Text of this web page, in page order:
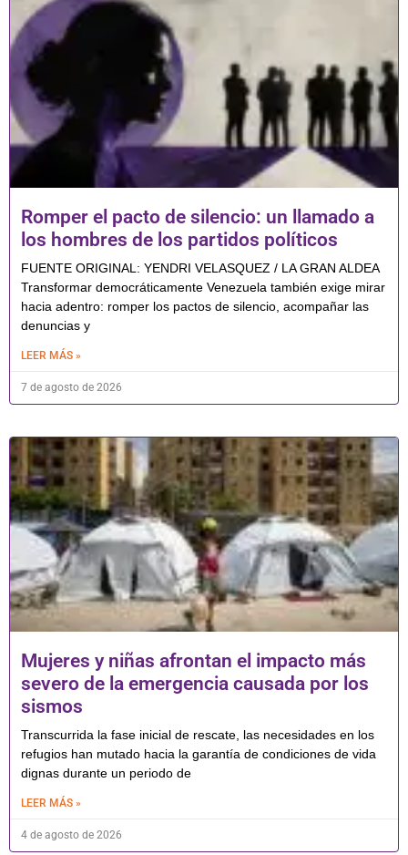
Romper el pacto de silencio: un llamado a
los hombres de los partidos políticos
FUENTE ORIGINAL: YENDRI VELASQUEZ / LA GRAN ALDEA
Transformar democráticamente Venezuela también exige mirar
hacia adentro: romper los pactos de silencio, acompañar las
denuncias y
LEER MÁS »
7 de agosto de 2026
Mujeres y niñas afrontan el impacto más
severo de la emergencia causada por los
sismos
Transcurrida la fase inicial de rescate, las necesidades en los
refugios han mutado hacia la garantía de condiciones de vida
dignas durante un periodo de
LEER MÁS »
4 de agosto de 2026